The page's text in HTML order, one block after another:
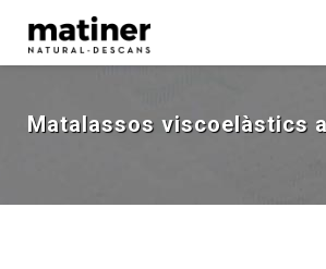
Matalassos viscoelàstics